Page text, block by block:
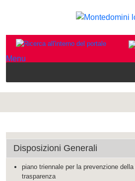
Menu
Disposizioni Generali
piano triennale per la prevenzione
trasparenza